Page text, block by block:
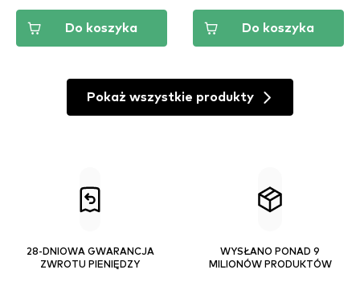
Do koszyka Do koszyka
Pokaż wszystkie produkty
28-DNIOWA GWARANCJA
ZWROTU PIENIĘDZY
WYSŁANO PONAD 9
MILIONÓW PRODUKTÓW